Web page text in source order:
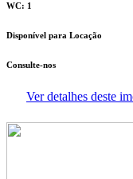
WC: 1
Disponível para Locação
Consulte-nos
Ver detalhes deste